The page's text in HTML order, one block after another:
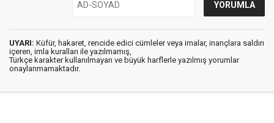
UYARI: Küfür, hakaret, rencide edici cümleler veya imalar, inançlara saldırı
içeren, imla kuralları ile yazılmamış,
Türkçe karakter kullanılmayan ve büyük harflerle yazılmış yorumlar
onaylanmamaktadır.